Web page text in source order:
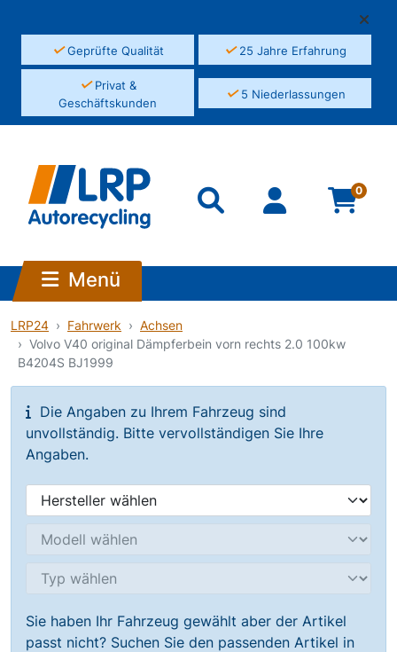
✓Geprüfte Qualität ✓25 Jahre Erfahrung
✓Privat &
Geschäftskunden
✓5 Niederlassungen
0
Menü
LRP24 Fahrwerk
Achsen
Volvo V40 original Dämpferbein vorn rechts 2.0 100kw
B4204S BJ1999
Die Angaben zu Ihrem Fahrzeug sind
unvollständig. Bitte vervollständigen Sie Ihre
Angaben.
Sie haben Ihr Fahrzeug gewählt aber der Artikel
passt nicht? Suchen Sie den passenden Artikel in